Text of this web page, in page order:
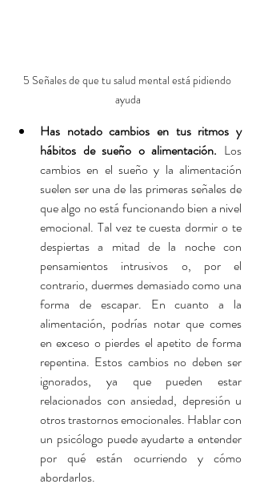
5 Señales de que tu salud mental está pidiendo
ayuda
Has notado cambios en tus ritmos y
hábitos de sueño o alimentación. Los
cambios en el sueño y la alimentación
suelen ser una de las primeras señales de
que algo no está funcionando bien a nivel
emocional. Tal vez te cuesta dormir o te
despiertas a mitad de la noche con
pensamientos intrusivos o, por el
contrario, duermes demasiado como una
forma de escapar. En cuanto a la
alimentación, podrías notar que comes
en exceso o pierdes el apetito de forma
repentina. Estos cambios no deben ser
ignorados, ya que pueden estar
relacionados con ansiedad, depresión u
otros trastornos emocionales. Hablar con
un psicólogo puede ayudarte a entender
por qué están ocurriendo y cómo
abordarlos.